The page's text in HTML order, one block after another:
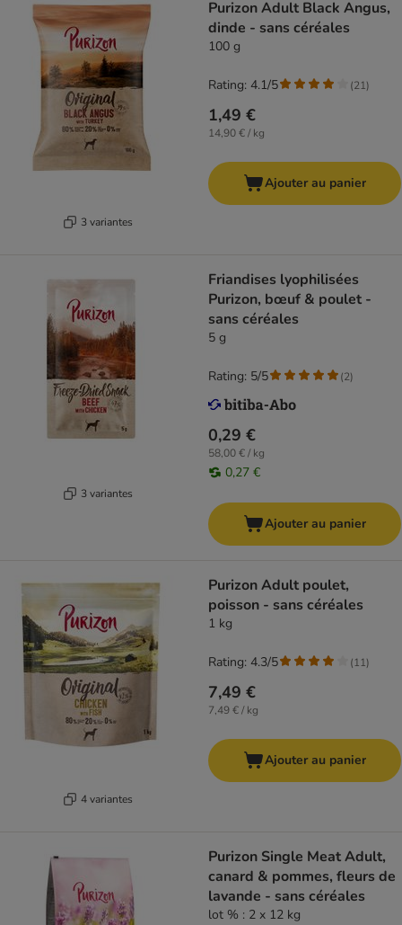
3 variantes
Purizon Adult Black Angus,
dinde - sans céréales
100 g
1,49 €
14,90 € / kg
Rating: 4.1/5 (21)
Ajouter au panier
3 variantes
Friandises lyophilisées
Purizon, bœuf & poulet -
sans céréales
5 g
0,29 €
58,00 € / kg
0,27 €
Rating: 5/5 (2)
Ajouter au panier
4 variantes
Purizon Adult poulet,
poisson - sans céréales
1 kg
7,49 €
7,49 € / kg
Rating: 4.3/5 (11)
Ajouter au panier
Purizon Single Meat Adult,
canard & pommes, fleurs de
lavande - sans céréales
lot % : 2 x 12 kg